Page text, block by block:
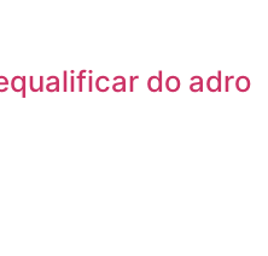
do adro